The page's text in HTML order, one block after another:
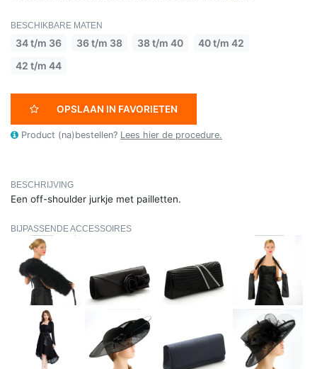
BESCHIKBARE MATEN
34 t/m 36 36 t/m 38 38 t/m 40
40 t/m 42
42 t/m 44
OPSLAAN IN FAVORIETEN
Product (na)bestellen? Lees hier de procedure.
BESCHRIJVING
Een off-shoulder jurkje met pailletten.
BIJPASSENDE ACCESSOIRES